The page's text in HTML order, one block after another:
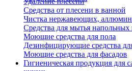
Средства от плесени в ванной
Чистка нержавеющих,
Средства для мытья
Моющие средства для пола
Дезинфицирующие средства
Моющие средства для фасадов
Гигиеническая продукция для